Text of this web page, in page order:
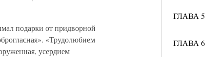
ГЛАВА 5
ГЛАВА 6
подарки от придворной
«Трудолюбием
усердием